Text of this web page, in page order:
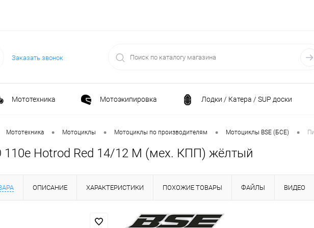
Заказать звонок
Мототехника Мотоэкипировка Лодки / Катера / SUP доски
Садовая техника Спортивные товары / Велосипеды / Самокаты
Генераторы и электростанции
Инструмент Климатическая техника Принадлежности для
Сварочное оборудование Силовая техника
Мототехника • Мотоциклы • Мотоциклы по производителям • Мотоциклы BSE (БСЕ) •
110e Hotrod Red 14/12 M (мех. КПП) жёлтый
ОПИСАНИЕ ХАРАКТЕРИСТИКИ ПОХОЖИЕ ТОВАРЫ ФАЙЛЫ ВИДЕО